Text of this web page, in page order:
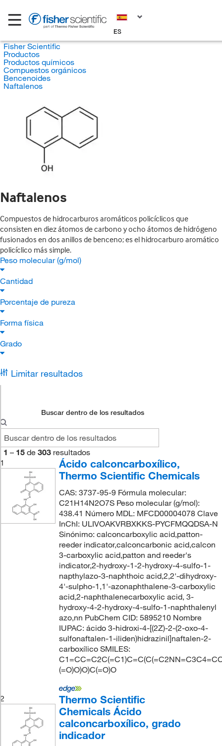
ES
Fisher Scientific
Productos
Productos químicos
Compuestos orgánicos
Bencenoides
Naftalenos
Naftalenos
Compuestos de hidrocarburos aromáticos policíclicos que
consisten en diez átomos de carbono y ocho átomos de hidrógeno
fusionados en dos anillos de benceno; es el hidrocarburo aromático
policíclico más simple.
Peso molecular (g/mol)
Cantidad
Porcentaje de pureza
Forma física
Grado
Limitar resultados
Buscar dentro de los resultados
1 – 15 de 303 resultados
1
Ácido calconcarboxílico,
Thermo Scientific Chemicals
CAS: 3737-95-9 Fórmula molecular:
C21H14N2O7S Peso molecular (g/mol):
438.41 Número MDL: MFCD00004078 Clave
InChI: ULIVOAKVRBXKKS-PYCFMQQDSA-N
Sinónimo: calconcarboxylic acid,patton-
reeder indicator,calconcarbonic acid,calcon
3-carboxylic acid,patton and reeder's
indicator,2-hydroxy-1-2-hydroxy-4-sulfo-1-
napthylazo-3-naphthoic acid,2,2'-dihydroxy-
4'-sulpho-1,1'-azonaphthalene-3-carboxylic
acid,2-naphthalenecarboxylic acid, 3-
hydroxy-4-2-hydroxy-4-sulfo-1-naphthalenyl
azo,nn PubChem CID: 5895210 Nombre
IUPAC: ácido 3-hidroxi-4-[(2Z)-2-(2-oxo-4-
sulfonaftalen-1-iliden)hidrazinil]naftalen-2-
carboxílico SMILES:
(=O)O)O)C(=O)O
2
Thermo Scientific
Chemicals Ácido
calconcarboxílico, grado
indicador